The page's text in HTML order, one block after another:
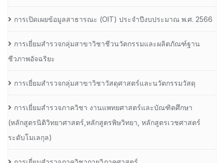
การเปิดเผยข้อมูลสาธารณะ (OIT) ประจำปีงบประมาณ พ.ศ. 2566
การเยี่ยมสำรวจกลุ่มสาขาวิชาชีวนวัตกรรมและผลิตภัณฑ์ฐาน
ชีวภาพอัจฉริยะ
การเยี่ยมสำรวจกลุ่มสาขาวิชาวัสดุศาสตร์และนวัตกรรมวัสดุ
การเยี่ยมสำรวจภาควิชา งานแพทยศาสตร์และบัณฑิตศึกษา
(หลักสูตรนิติวิทยาศาสตร์,หลักสูตรพิษวิทยา, หลักสูตรเวชศาสตร์
ระดับโมเลกุล)